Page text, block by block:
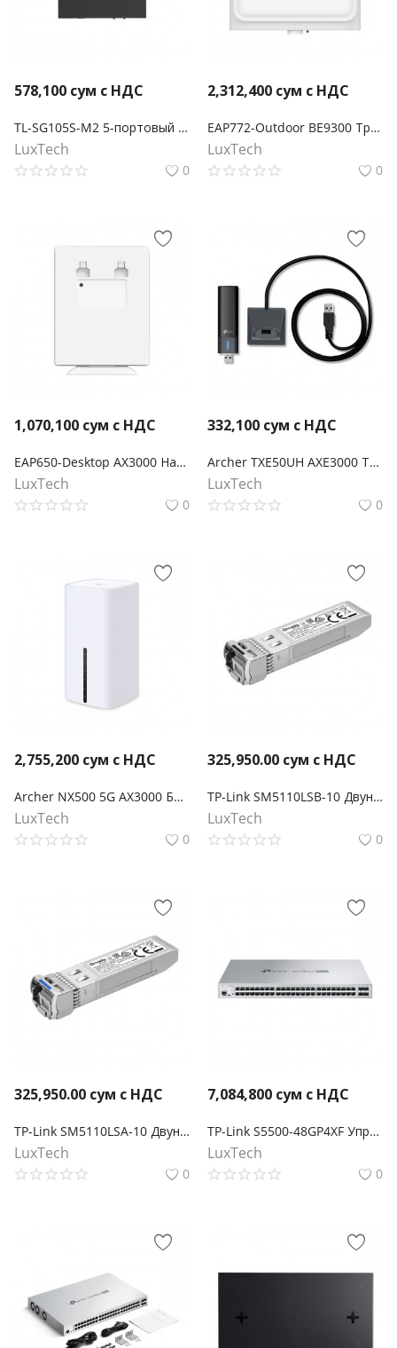
578,100 сум с НДС
TL-SG105S-M2 5-портовый настольный мультигигабитный коммутатор 2,5G
LuxTech
0
2,312,400 сум с НДС
EAP772-Outdoor BE9300 Трехдиапазонная внутренняя/наружная точка доступа Wi-Fi 7
LuxTech
0
1,070,100 сум с НДС
EAP650-Desktop AX3000 Настольная гигабитная точка доступа WiFi 6
LuxTech
0
332,100 сум с НДС
Archer TXE50UH AXE3000 Трехдиапазонный беспроводной USB-адаптер высокого усиления Wi-Fi 6E
LuxTech
0
2,755,200 сум с НДС
Archer NX500 5G AX3000 Беспроводной двухдиапазонный гигабитный маршрутизатор
LuxTech
0
325,950.00 сум с НДС
TP-Link SM5110LSB-10 Двунаправленный модуль Omada 10GBase-BX WDM SFP+ LC
LuxTech
0
325,950.00 сум с НДС
TP-Link SM5110LSA-10 Двунаправленный модуль Omada 10GBase-BX WDM SFP+ LC
LuxTech
0
7,084,800 сум с НДС
TP-Link S5500-48GP4XF Управляемый коммутатор Omada Pro 48 портов PoE+ Gigabit L2+ с 4 слотами SFP+
LuxTech
0